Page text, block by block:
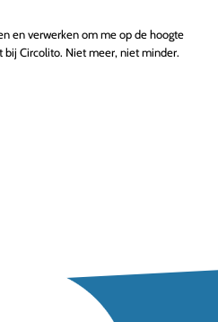
en verwerken om me op de hoogte
bij Circolito. Niet meer, niet minder.